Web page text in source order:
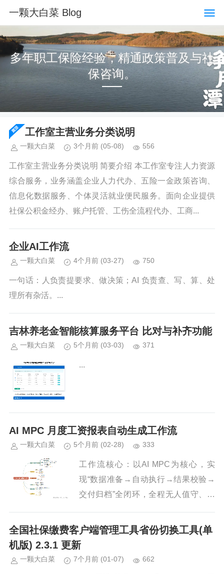
一颗大白菜 Blog
多年职工保险经验，精通政策普及与社
保咨询。
工作室主营业务分类说明
一颗大白菜 3个月前 (05-08) 556
工作室主营业务分类说明 简要介绍 本工作室专注人力资源
综合服务，业务涵盖企业人力代办、五险一金政策咨询、
信息化数据服务、个体灵活就业便民服务。面向企业提供
社保公积金经办、账户托管、工伤全流程代办、工商...
企业AI工作流
一颗大白菜 4个月前 (03-27) 750
一句话：人负责提要求、做决策；AI 负责查、写、算、处
理所有杂活。...
吉林养老金智能核算服务平台 比对与补齐功能
一颗大白菜 5个月前 (03-03) 371
...
AI MPC 月度工资报表自动生成工作流
一颗大白菜 5个月前 (02-28) 333
工作流核心：以AI MPC为核心，实
现“数据准备→自动执行→结果校验→
交付归档”全闭环，全程无人值守、可
薪资核算效率与准确性。一、工作流前
置条件（每月启动前1天完成）...
全国社保缴费客户端管理工具省份切换工具(单
机版) 2.3.1 更新
一颗大白菜 7个月前 (01-07) 662